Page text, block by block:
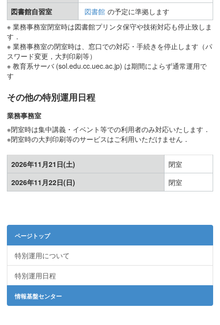
図書館自習室
図書館 の予定に準拠します
※ 業務事務室閉室時は図書館プリンタ保守や技術対応も停止致しま
す．
※ 業務事務室の閉室時は、窓口での対応・手続きを停止します（パ
スワード変更，大判印刷等）
※ 教育系サーバ (sol.edu.cc.uec.ac.jp) は期間によらず通常運用で
す
その他の特別運用日程
業務事務室
※閉室時は集中講義・イベント等での利用者のみ対応いたします．
※閉室時の大判印刷等のサービスはご利用いただけません．
2026年11月21日(土)
閉室
2026年11月22日(日)
閉室
ページトップ
特別運用について
特別運用日程
情報基盤センター